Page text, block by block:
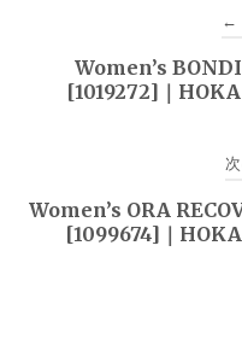
ゲ
←
Women’s
[1019272]｜HOKA
Women’s ORA
[1099674]｜HOKA